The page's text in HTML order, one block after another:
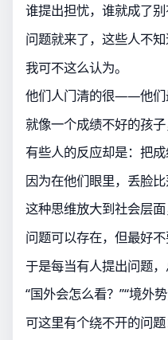
谁提出担忧，谁就成了别
问题就来了，这些人不知
我可不这么认为。
他们人门清的很——他们
就像一个成绩不好的孩
有些人的反应却是：把成
因为在他们眼里，丢脸比
这种思维放大到社会层
问题可以存在，但最好不
于是每当有人提出问题，
“国外会怎么看？”“境外
可这里有个绕不开的问题